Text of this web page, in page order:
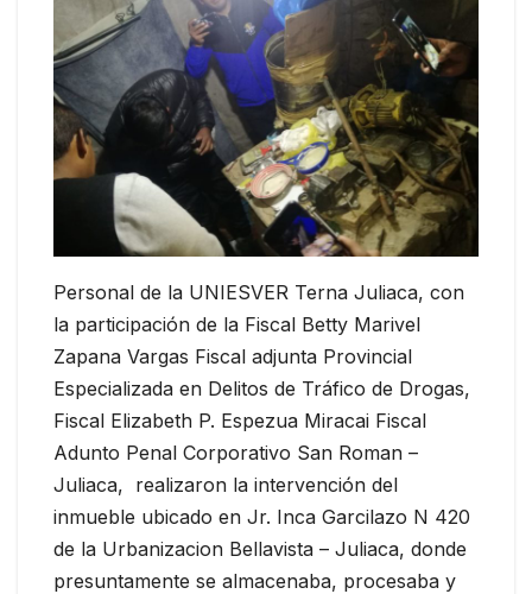
Personal de la UNIESVER Terna Juliaca, con
la participación de la Fiscal Betty Marivel
Zapana Vargas Fiscal adjunta Provincial
Especializada en Delitos de Tráfico de Drogas,
Fiscal Elizabeth P. Espezua Miracai Fiscal
Adunto Penal Corporativo San Roman –
Juliaca, realizaron la intervención del
inmueble ubicado en Jr. Inca Garcilazo N 420
de la Urbanizacion Bellavista – Juliaca, donde
presuntamente se almacenaba, procesaba y